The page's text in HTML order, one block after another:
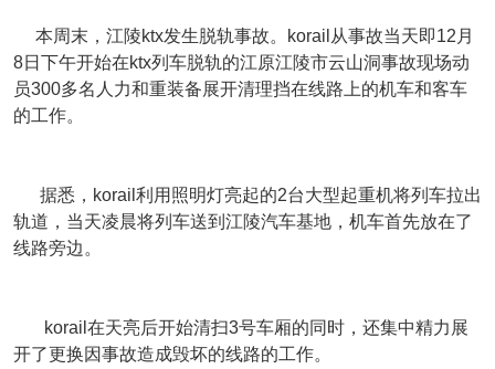
本周末，江陵ktx发生脱轨事故。korail从事故当天即12月
8日下午开始在ktx列车脱轨的江原江陵市云山洞事故现场动
员300多名人力和重装备展开清理挡在线路上的机车和客车
的工作。
据悉，korail利用照明灯亮起的2台大型起重机将列车拉出
轨道，当天凌晨将列车送到江陵汽车基地，机车首先放在了
线路旁边。
korail在天亮后开始清扫3号车厢的同时，还集中精力展
开了更换因事故造成毁坏的线路的工作。